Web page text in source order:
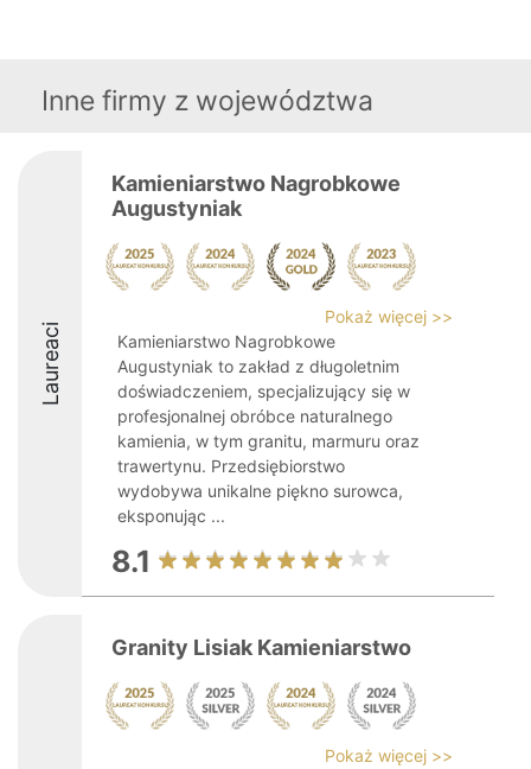
Inne firmy z województwa
Laureaci
Kamieniarstwo Nagrobkowe
Augustyniak
Pokaż więcej >>
Kamieniarstwo Nagrobkowe
Augustyniak to zakład z długoletnim
doświadczeniem, specjalizujący się w
profesjonalnej obróbce naturalnego
kamienia, w tym granitu, marmuru oraz
trawertynu. Przedsiębiorstwo
wydobywa unikalne piękno surowca,
eksponując ...
8.1
Granity Lisiak Kamieniarstwo
Pokaż więcej >>